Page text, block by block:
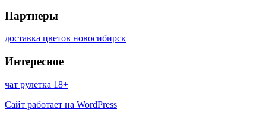
Партнеры
доставка цветов новосибирск
Интересное
чат рулетка 18+
Сайт работает на WordPress